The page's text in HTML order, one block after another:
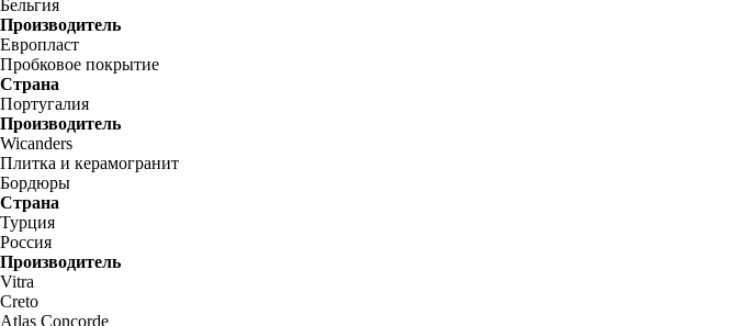
Бельгия
Производитель
Европласт
Пробковое покрытие
Страна
Португалия
Производитель
Wicanders
Плитка и керамогранит
Бордюры
Страна
Турция
Россия
Производитель
Vitra
Creto
Atlas Concorde